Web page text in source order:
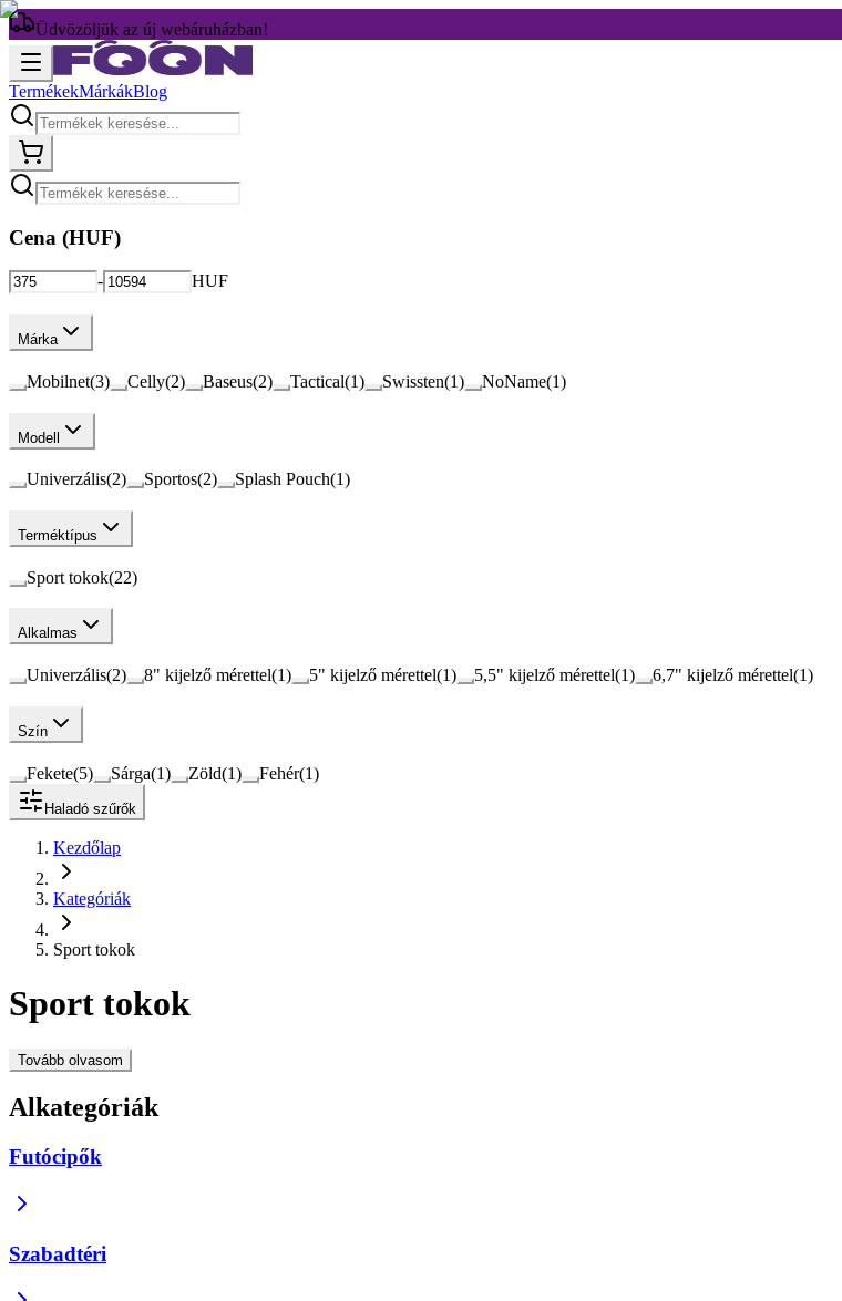
Üdvözöljük az új webáruházban!
TermékekMárkákBlog
Cena (HUF)
- HUF
Márka
Mobilnet(3) Celly(2) Baseus(2) Tactical(1) Swissten(1) NoName(1)
Modell
Univerzális(2) Sportos(2) Splash Pouch(1)
Terméktípus
Sport tokok(22)
Alkalmas
Univerzális(2) 8" kijelző mérettel(1) 5" kijelző mérettel(1) 5,5" kijelző mérettel(1) 6,7" kijelző mérettel(1)
Szín
Fekete(5) Sárga(1) Zöld(1) Fehér(1)
Haladó szűrők
Kezdőlap
Kategóriák
Sport tokok
Sport tokok
Tovább olvasom
Alkategóriák
Futócipők
Szabadtéri